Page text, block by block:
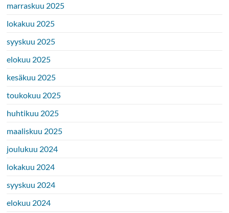
marraskuu 2025
lokakuu 2025
syyskuu 2025
elokuu 2025
kesäkuu 2025
toukokuu 2025
huhtikuu 2025
maaliskuu 2025
joulukuu 2024
lokakuu 2024
syyskuu 2024
elokuu 2024